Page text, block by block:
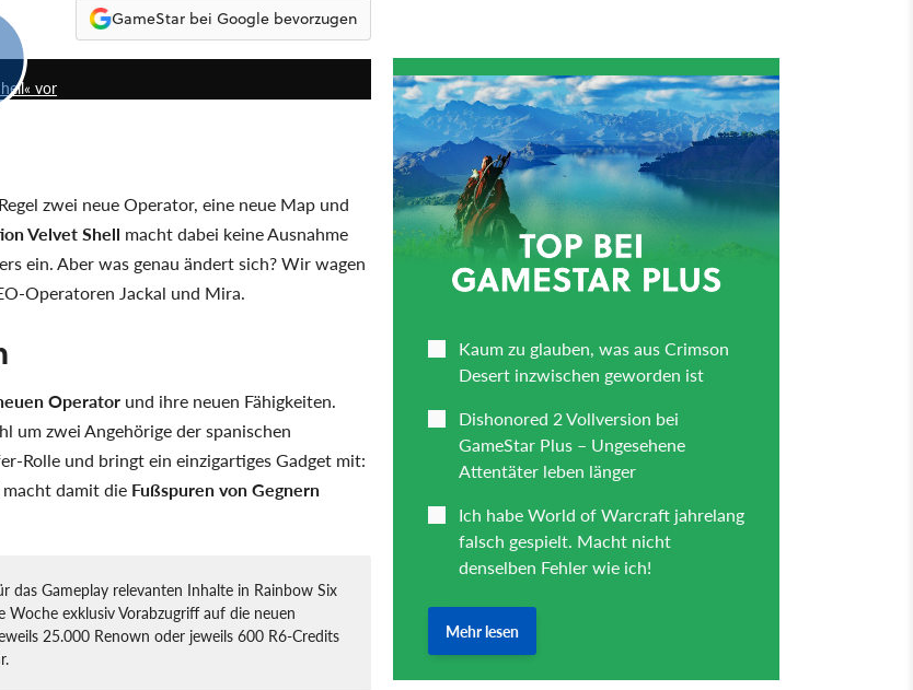
GameStar bei Google bevorzugen
1:39
vor
zwei neue Operator, eine neue Map und
Velvet Shell macht dabei keine Ausnahme
ein. Aber was genau ändert sich? Wir wagen
Operatoren Jackal und Mira.
Operator und ihre neuen Fähigkeiten.
um zwei Angehörige der spanischen
Rolle und bringt ein einzigartiges Gadget mit:
damit die Fußspuren von Gegnern
das Gameplay relevanten Inhalte in Rainbow Six
Woche exklusiv Vorabzugriff auf die neuen
25.000 Renown oder jeweils 600 R6-Credits